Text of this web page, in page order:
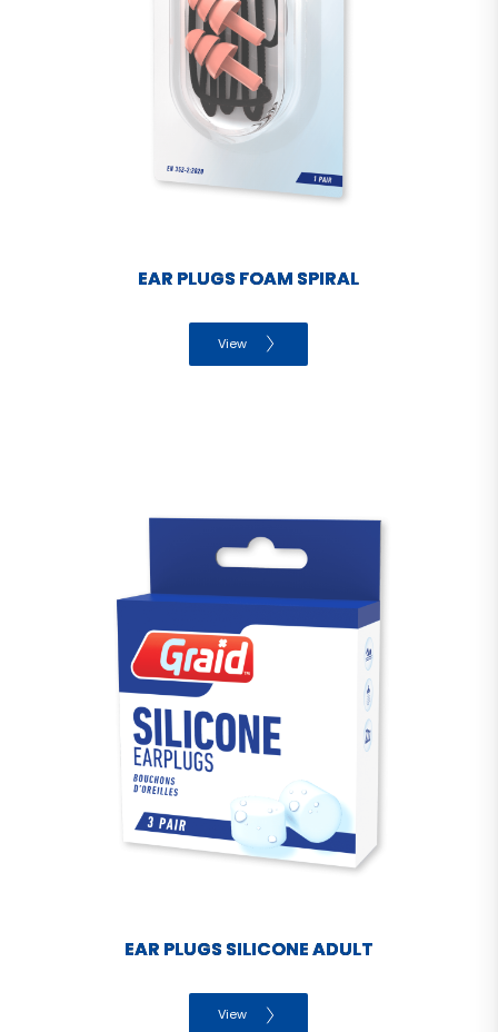
EAR PLUGS FOAM SPIRAL
View
EAR PLUGS SILICONE ADULT
View